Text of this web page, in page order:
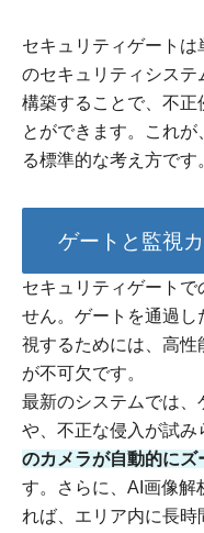
セキュリティゲート
のセキュリティシステ
構築することで、不正
とができます。これ
る標準的な考え方です
ゲートと監視
セキュリティゲートで
せん。ゲートを通過し
視するためには、高
が不可欠です。
最新のシステムでは
や、不正な侵入が試み
のカメラが自動的に
す。さらに、AI画像解
れば、エリア内に長